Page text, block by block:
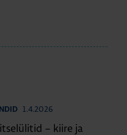
1.4.2026
– kiire ja